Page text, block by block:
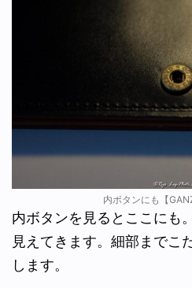
内ボタンにも【
内ボタンを見るとここにも
見えてきます。細部までこ
します。